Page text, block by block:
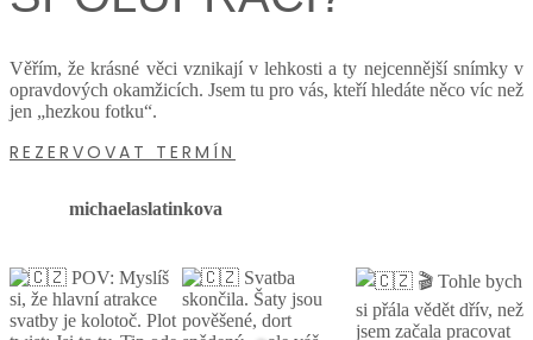
Věřím, že krásné věci vznikají v lehkosti a ty nejcennější snímky v
opravdových okamžicích. Jsem tu pro vás, kteří hledáte něco víc než
jen „hezkou fotku“.
REZERVOVAT TERMÍN
michaelaslatinkova